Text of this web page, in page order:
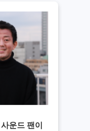
운드 팬이